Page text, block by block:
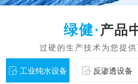
产品
工业纯水设备 反渗透设备